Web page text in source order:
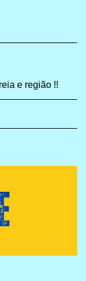
e região !!